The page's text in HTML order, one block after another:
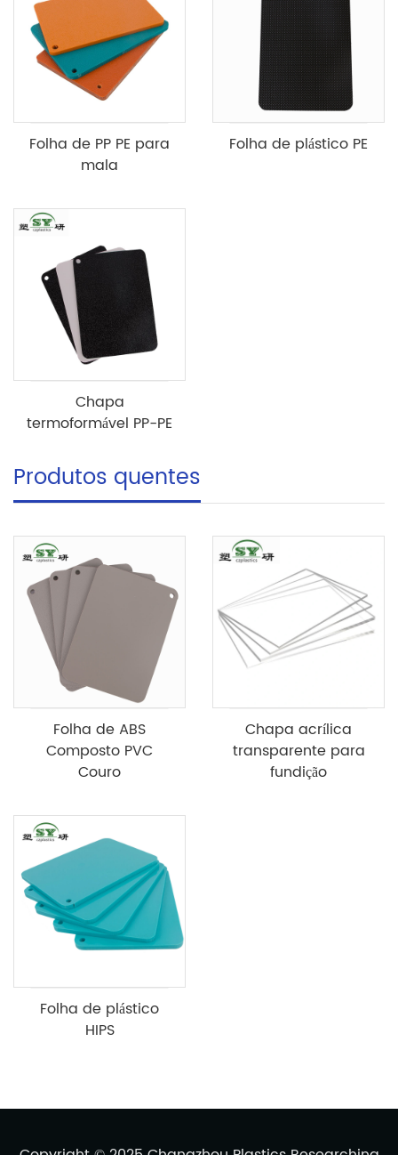
Folha de PP PE para
mala
Folha de plástico PE
Chapa
termoformável PP-PE
Produtos quentes
Folha de ABS
Composto PVC
Couro
Chapa acrílica
transparente para
fundição
Folha de plástico
HIPS